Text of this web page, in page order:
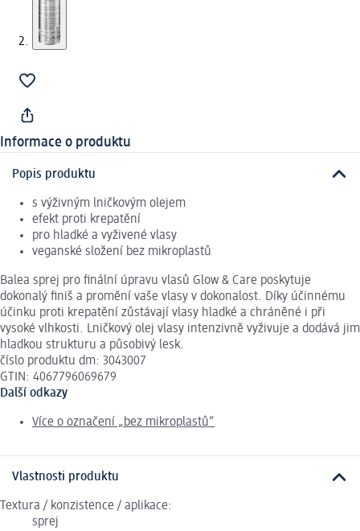
Informace o produktu
Popis produktu
s výživným lničkovým olejem
efekt proti krepatění
pro hladké a vyživené vlasy
veganské složení bez mikroplastů
Balea sprej pro ﬁnální úpravu vlasů Glow & Care poskytuje
dokonalý finiš a promění vaše vlasy v dokonalost. Díky účinnému
účinku proti krepatění zůstávají vlasy hladké a chráněné i při
vysoké vlhkosti. Lničkový olej vlasy intenzivně vyživuje a dodává jim
hladkou strukturu a působivý lesk.
číslo produktu dm: 3043007
GTIN: 4067796069679
Další odkazy
Více o označení „bez mikroplastů“
Vlastnosti produktu
Textura / konzistence / aplikace:
sprej